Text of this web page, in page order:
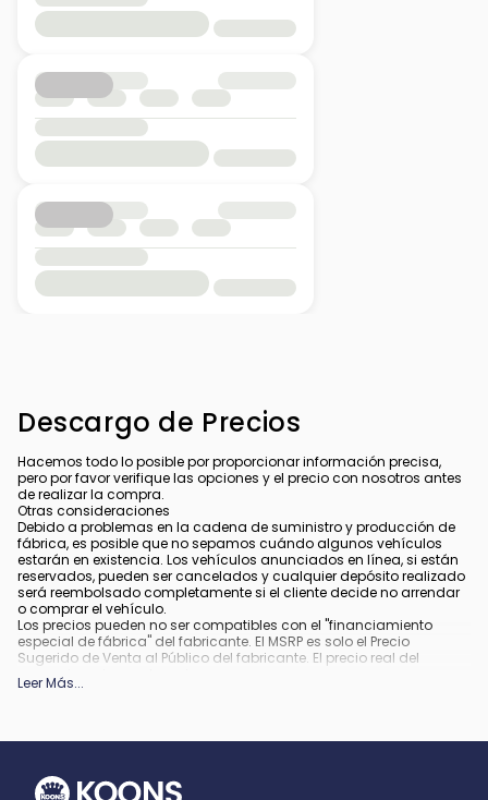
Descargo de Precios
Hacemos todo lo posible por proporcionar información precisa,
pero por favor verifique las opciones y el precio con nosotros antes
de realizar la compra.
Otras consideraciones
Debido a problemas en la cadena de suministro y producción de
fábrica, es posible que no sepamos cuándo algunos vehículos
estarán en existencia. Los vehículos anunciados en línea, si están
reservados, pueden ser cancelados y cualquier depósito realizado
será reembolsado completamente si el cliente decide no arrendar
o comprar el vehículo.
Los precios pueden no ser compatibles con el "financiamiento
especial de fábrica" del fabricante. El MSRP es solo el Precio
Sugerido de Venta al Público del fabricante. El precio real del
concesionario puede variar.
Debido a la disponibilidad, algunas imágenes y opciones
especificaciones.
Todo financiamiento está sujeto a crédito aprobado.
Leer Más...